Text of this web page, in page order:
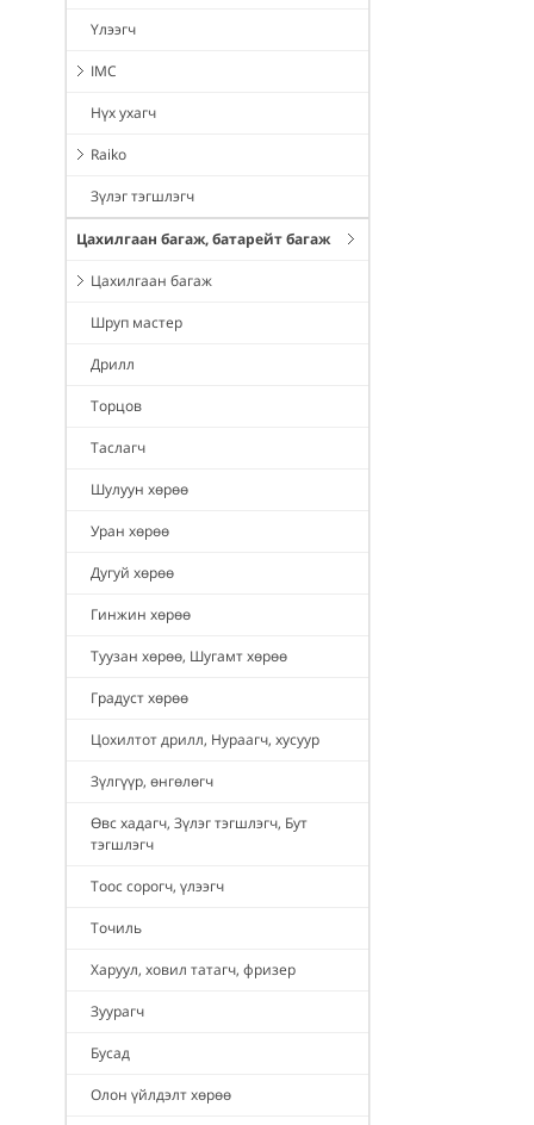
Үлээгч
IMC
Нүх ухагч
Raiko
Зүлэг тэгшлэгч
Цахилгаан багаж, батарейт багаж
Цахилгаан багаж
Шруп мастер
Дрилл
Торцов
Таслагч
Шулуун хөрөө
Уран хөрөө
Дугуй хөрөө
Гинжин хөрөө
Туузан хөрөө, Шугамт хөрөө
Градуст хөрөө
Цохилтот дрилл, Нураагч, хусуур
Зүлгүүр, өнгөлөгч
Өвс хадагч, Зүлэг тэгшлэгч, Бут
тэгшлэгч
Тоос сорогч, үлээгч
Точиль
Харуул, ховил татагч, фризер
Зуурагч
Бусад
Олон үйлдэлт хөрөө